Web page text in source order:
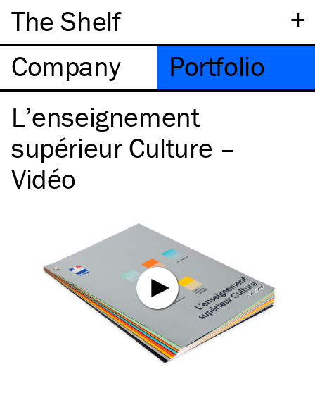
+
The Shelf
Company
Portfolio
L’enseignement
supérieur Culture –
Vidéo